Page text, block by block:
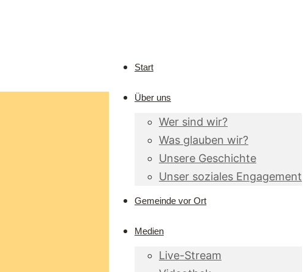
Start
Über uns
Wer sind wir?
Was glauben wir?
Unsere Geschichte
Unser soziales Engagement
Gemeinde vor Ort
Medien
Live-Stream